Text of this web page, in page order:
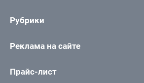
Рубрики
Реклама на сайте
Прайс-лист